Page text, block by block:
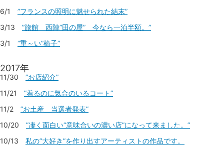
6/1 ”フランスの照明に魅せられた結末”
3/13 ”旅館 西陣”田の屋” 今なら一泊半額。”
3/1 “重～い”椅子”
2017年
11/30 ”お店紹介”
11/21 ”着るのに気合のいるコート”
11/2 ”お土産 当選者発表”
10/20 ”凄く面白い“意味合いの濃い店”になって来ました。”
10/13 私の”大好き”を作り出すアーティストの作品です。